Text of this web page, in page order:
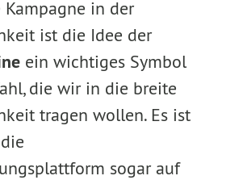
Kampagne in der
ist die Idee der
ein wichtiges Symbol
die wir in die breite
tragen wollen. Es ist
sogar auf